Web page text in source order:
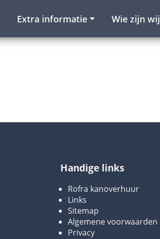
Extra informatie Wie zijn wij
Handige links
Rofra kanoverhuur
Links
Sitemap
Algemene voorwaarden
Privacy